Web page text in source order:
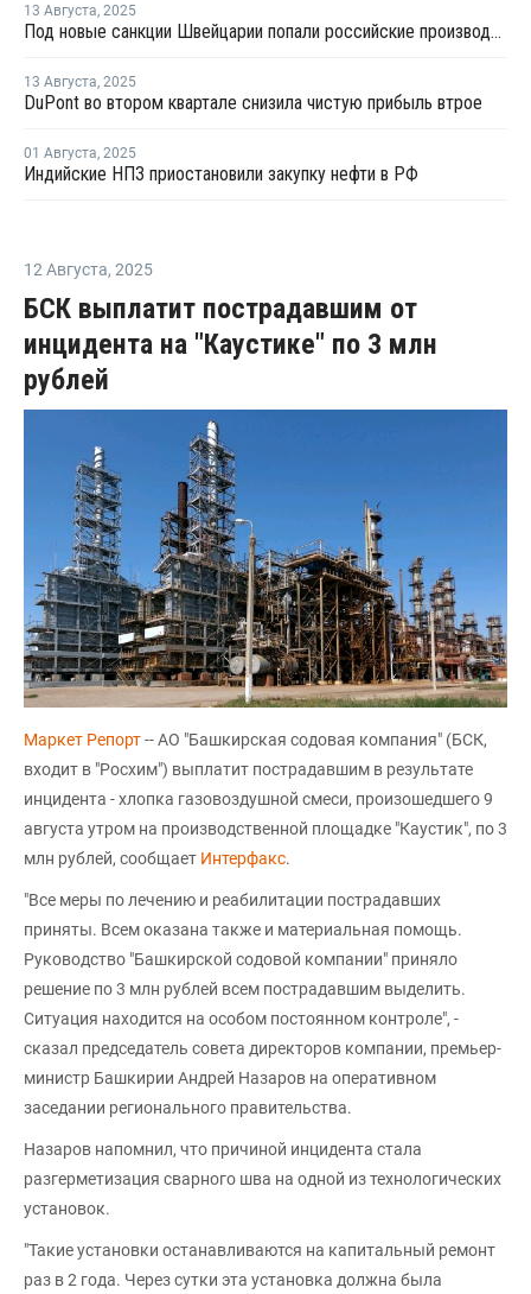
13 Августа, 2025
Под новые санкции Швейцарии попали российские производители полимерной продукции
13 Августа, 2025
DuPont во втором квартале снизила чистую прибыль втрое
01 Августа, 2025
Индийские НПЗ приостановили закупку нефти в РФ
12 Августа, 2025
БСК выплатит пострадавшим от
инцидента на "Каустике" по 3 млн
рублей
Маркет Репорт-- АО "Башкирская содовая компания" (БСК,
входит в "Росхим") выплатит пострадавшим в результате
инцидента - хлопка газовоздушной смеси, произошедшего 9
августа утром на производственной площадке "Каустик", по 3
млн рублей, сообщает Интерфакс.
"Все меры по лечению и реабилитации пострадавших
приняты. Всем оказана также и материальная помощь.
Руководство "Башкирской содовой компании" приняло
решение по 3 млн рублей всем пострадавшим выделить.
Ситуация находится на особом постоянном контроле", -
сказал председатель совета директоров компании, премьер-
министр Башкирии Андрей Назаров на оперативном
заседании регионального правительства.
Назаров напомнил, что причиной инцидента стала
разгерметизация сварного шва на одной из технологических
установок.
"Такие установки останавливаются на капитальный ремонт
раз в 2 года. Через сутки эта установка должна была